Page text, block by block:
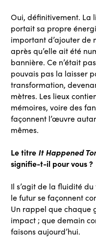
Oui, définitivement. La
portait sa propre
important d’ajouter de
après qu’elle ait été
bannière. Ce n’était
pouvais pas la laisser
transformation,
mètres. Les lieux
mémoires, voire des
façonnent l’œuvre
mêmes.
Le titre It Happened
signifie-t-il pour vous ?
Il s’agit de la fluidité
le futur se façonnent
Un rappel que chaque
impact ; que demain
faisons aujourd’hui.